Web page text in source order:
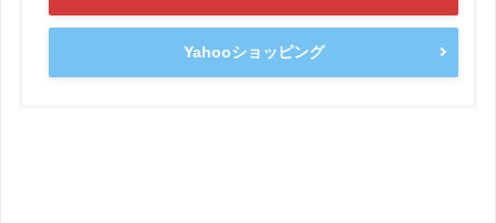
Yahooショッピング